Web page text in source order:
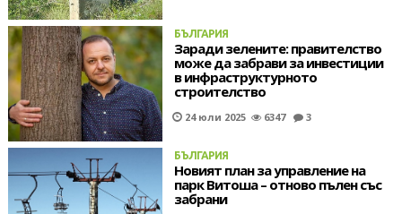
БЪЛГАРИЯ
Заради зелените: правителство
може да забрави за инвестиции
в инфраструктурното
строителство
24 юли 2025 6347 3
БЪЛГАРИЯ
Новият план за управление на
парк Витоша – отново пълен със
забрани